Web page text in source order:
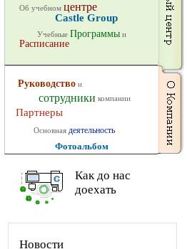
Об учебном центре
Castle Group
Учебные Программы и
Расписание
Руководство и
сотрудники компании
Партнеры
Основная деятельность
Фотоальбом
Как до нас
доехать
Новости